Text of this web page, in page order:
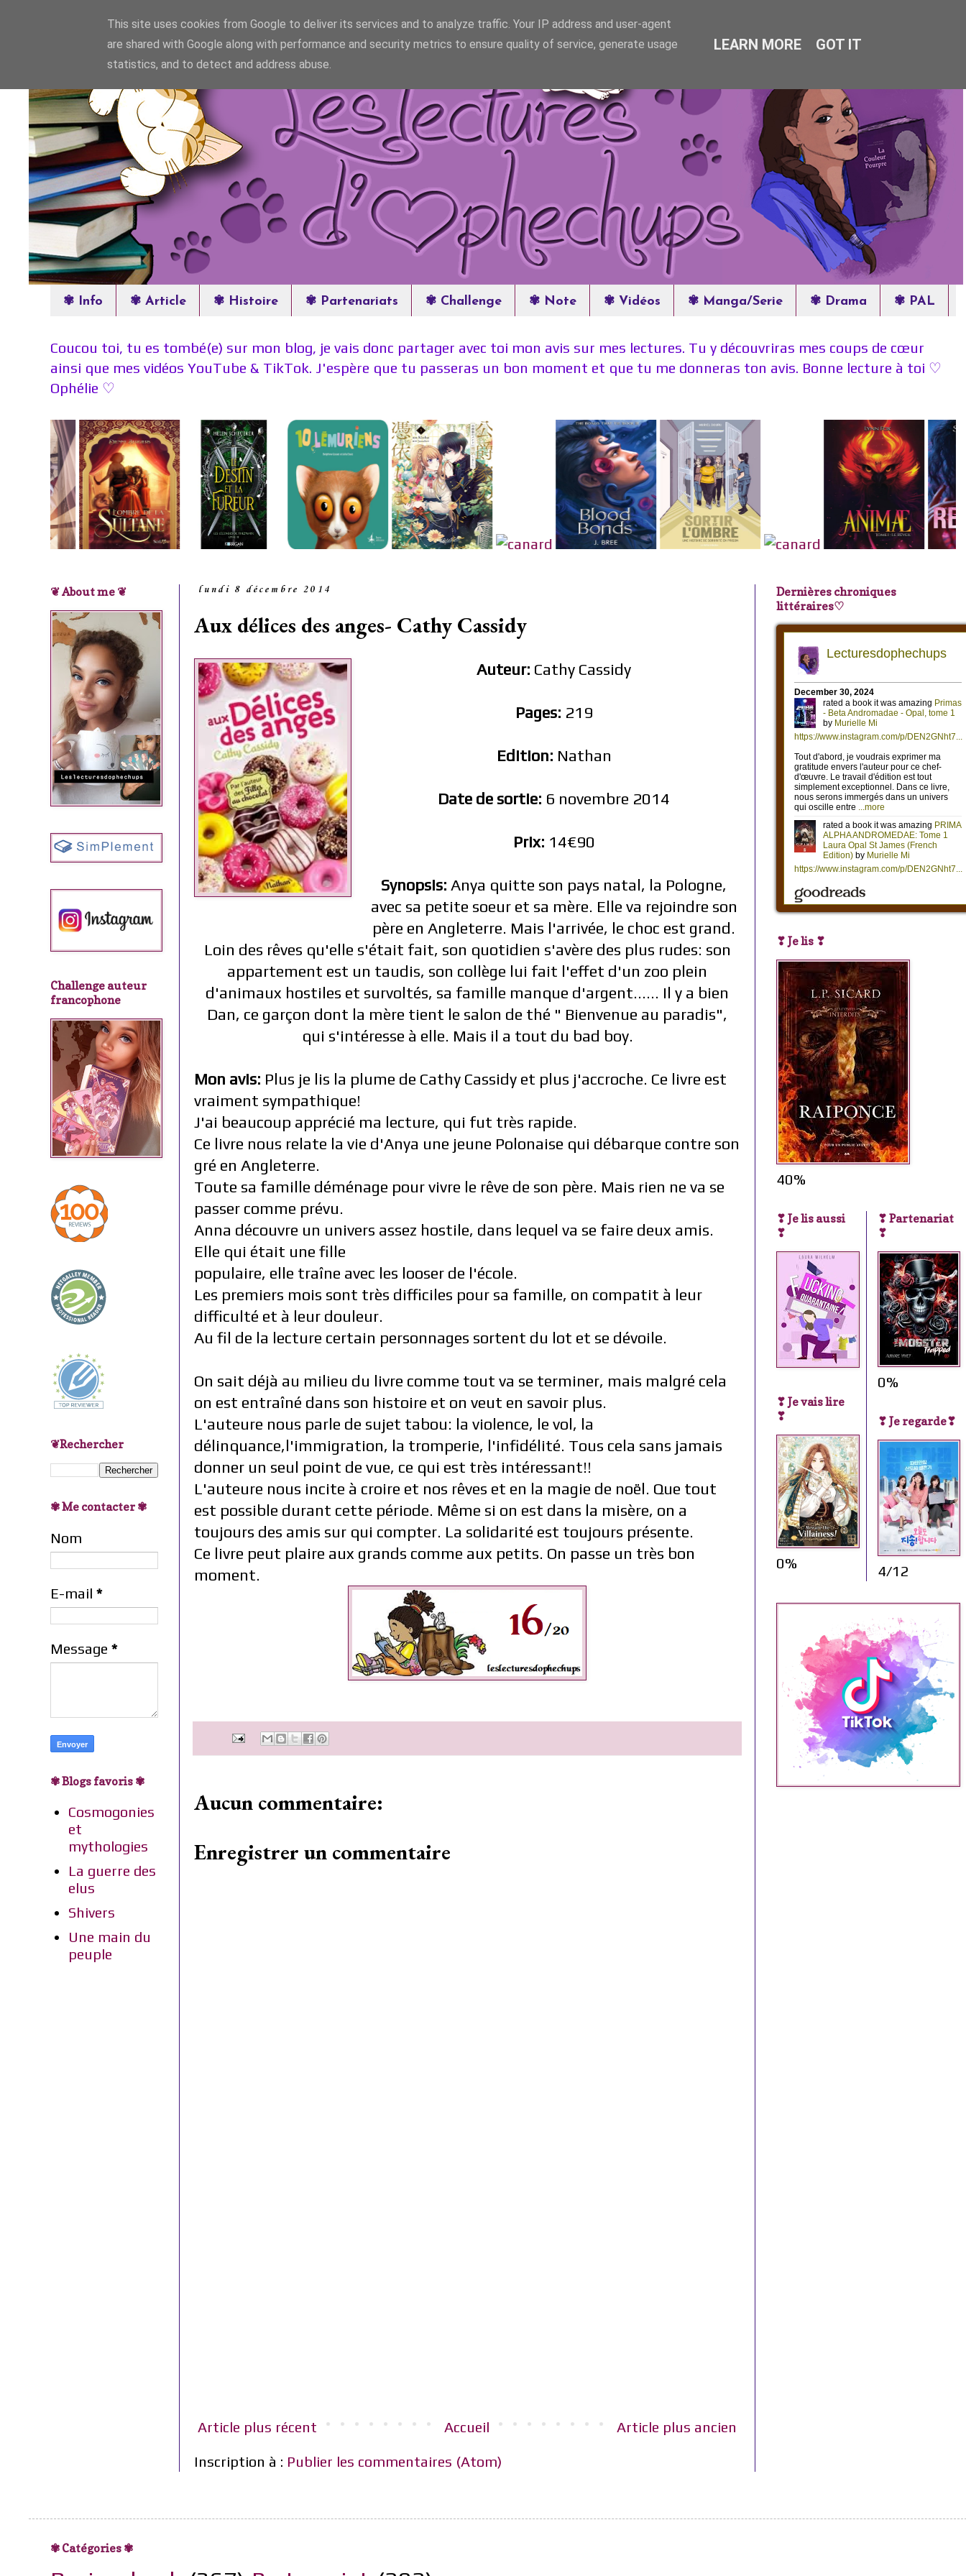
✾ Info ✾ Article ✾ Histoire ✾ Partenariats ✾ Challenge ✾ Note ✾ Vidéos ✾ Manga/Serie ✾ Drama ✾ PAL
Coucou toi, tu es tombé(e) sur mon blog, je vais donc partager avec toi mon avis sur mes lectures. Tu y découvriras mes coups de cœur
ainsi que mes vidéos YouTube & TikTok. J'espère que tu passeras un bon moment et que tu me donneras ton avis. Bonne lecture à toi ♡
Ophélie ♡
lundi 8 décembre 2014
Aux délices des anges- Cathy Cassidy
Auteur: Cathy Cassidy
Pages: 219
Edition: Nathan
Date de sortie: 6 novembre 2014
Prix: 14€90
Synopsis: Anya quitte son pays natal, la Pologne,
avec sa petite soeur et sa mère. Elle va rejoindre son
père en Angleterre. Mais l'arrivée, le choc est grand.
Loin des rêves qu'elle s'était fait, son quotidien s'avère des plus rudes: son
appartement est un taudis, son collège lui fait l'effet d'un zoo plein
d'animaux hostiles et survoltés, sa famille manque d'argent...... Il y a bien
Dan, ce garçon dont la mère tient le salon de thé " Bienvenue au paradis",
qui s'intéresse à elle. Mais il a tout du bad boy.
Mon avis: Plus je lis la plume de Cathy Cassidy et plus j'accroche. Ce livre est
vraiment sympathique!
J'ai beaucoup apprécié ma lecture, qui fut très rapide.
Ce livre nous relate la vie d'Anya une jeune Polonaise qui débarque contre son
gré en Angleterre.
Toute sa famille déménage pour vivre le rêve de son père. Mais rien ne va se
passer comme prévu.
Anna découvre un univers assez hostile, dans lequel va se faire deux amis.
Elle qui était une fille
populaire, elle traîne avec les looser de l'école.
Les premiers mois sont très difficiles pour sa famille, on compatit à leur
difficulté et à leur douleur.
Au fil de la lecture certain personnages sortent du lot et se dévoile.
On sait déjà au milieu du livre comme tout va se terminer, mais malgré cela
on est entraîné dans son histoire et on veut en savoir plus.
L'auteure nous parle de sujet tabou: la violence, le vol, la
délinquance,l'immigration, la tromperie, l'infidélité. Tous cela sans jamais
donner un seul point de vue, ce qui est très intéressant!!
L'auteure nous incite à croire et nos rêves et en la magie de noël. Que tout
est possible durant cette période. Même si on est dans la misère, on a
toujours des amis sur qui compter. La solidarité est toujours présente.
Ce livre peut plaire aux grands comme aux petits. On passe un très bon
moment.
Aucun commentaire:
Enregistrer un commentaire
Article plus récent Article plus ancien
Accueil
Inscription à : Publier les commentaires (Atom)
❦ About me ❦
Challenge auteur
francophone
❦Rechercher
✾ Me contacter ✾
Nom
E-mail *
Message *
✾ Blogs favoris ✾
Cosmogonies
et
mythologies
La guerre des
elus
Shivers
Une main du
peuple
Dernières chroniques
littéraires♡
❣ Je lis ❣
40%
❣ Je lis aussi
❣
❣ Je vais lire
❣
0%
❣ Partenariat
❣
0%
❣ Je regarde❣
4/12
✾ Catégories ✾
This site uses cookies from Google to deliver its services and to analyze traffic. Your IP address and user-agent
are shared with Google along with performance and security metrics to ensure quality of service, generate usage
statistics, and to detect and address abuse.
LEARN MORE GOT IT